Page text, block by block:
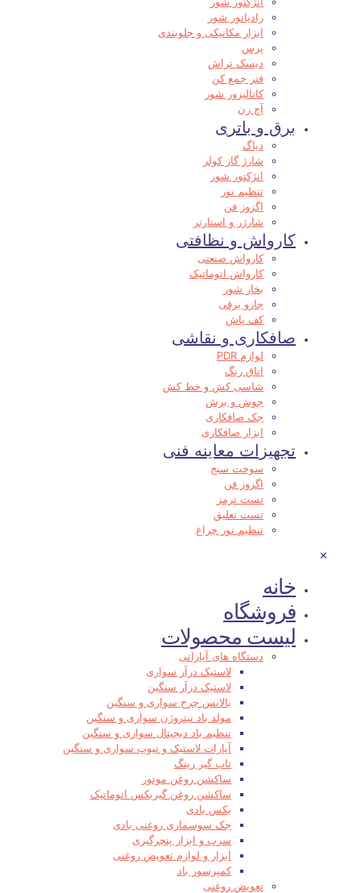
رادیاتور شور
ابزار مکانیکی و جلوبندی
پرس
دیسک تراش
فنر جمع کن
کاتالیزور شور
آج زن
برق و باتری
دیاگ
شارژ گاز کولر
انژکتور شور
تنظیم نور
اگزوز فن
شارژر و استارتر
کارواش و نظافتی
کارواش صنعتی
کارواش اتوماتیک
بخار شور
جارو برقی
کف پاش
صافکاری و نقاشی
لوازم PDR
اتاق رنگ
شاسی کش و خط کش
جوش و برش
جک صافکاری
ابزار صافکاری
تجهیزات معاینه فنی
سوخت سنج
اگزوز فن
تست ترمز
تست تعلیق
تنظیم نور چراغ
✕
خانه
فروشگاه
لیست محصولات
دستگاه های آپاراتی
لاستیک درآر سواری
لاستیک درآر سنگین
بالانس چرخ سواری و سنگین
مولد باد نیتروژن سواری و سنگین
تنظیم باد دیجیتال سواری و سنگین
آپارات لاستیک و تیوپ سواری و سنگین
تاب گیر رینگ
ساکشن روغن موتور
ساکشن روغن گیربکس اتوماتیک
بکس بادی
جک سوسماری روغنی بادی
سرب و ابزار پنچرگیری
ابزار و لوازم تعویض روغنی
کمپرسور باد
تعویض روغنی